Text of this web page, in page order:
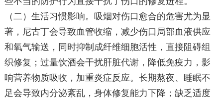
（二）生活习惯影响。吸烟对伤口愈合的危害尤为显
著，尼古丁会导致血管收缩，减少伤口局部血液供应
和氧气输送，同时抑制成纤维细胞活性，直接阻碍组
织修复；过量饮酒会干扰肝脏代谢，降低免疫力，影
响营养物质吸收，加重炎症反应。长期熬夜、睡眠不
足会导致内分泌紊乱，身体修复能力下降；缺乏适度